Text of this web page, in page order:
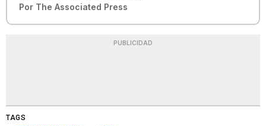
Por The Associated Press
PUBLICIDAD
TAGS